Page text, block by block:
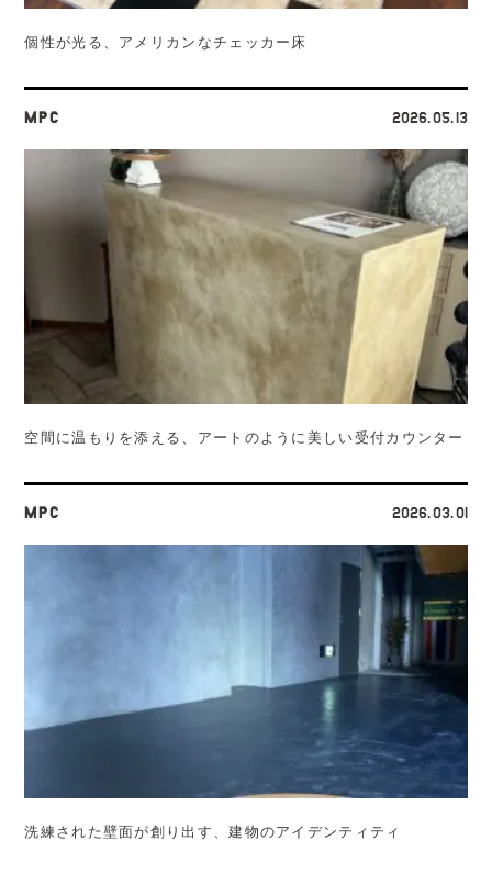
個性が光る、アメリカンなチェッカー床
MPC 2026.05.13
空間に温もりを添える、アートのように美しい受付カウンター
MPC 2026.03.01
洗練された壁面が創り出す、建物のアイデンティティ